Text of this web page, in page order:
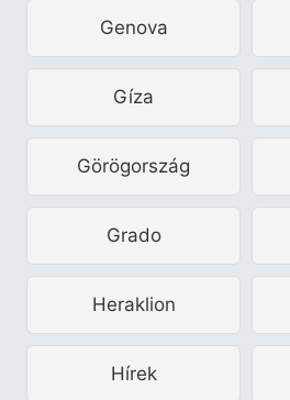
Genova
Gíza
Görögország
Grado
Heraklion
Hírek